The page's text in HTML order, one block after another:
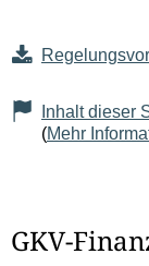
Inhalt dieser
(Mehr
GKV-